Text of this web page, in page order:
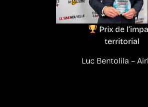
Prix de
territorial
Luc Bentolila –